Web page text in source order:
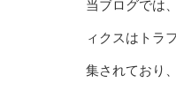
当ブログでは
ィクスはトラ
集されており